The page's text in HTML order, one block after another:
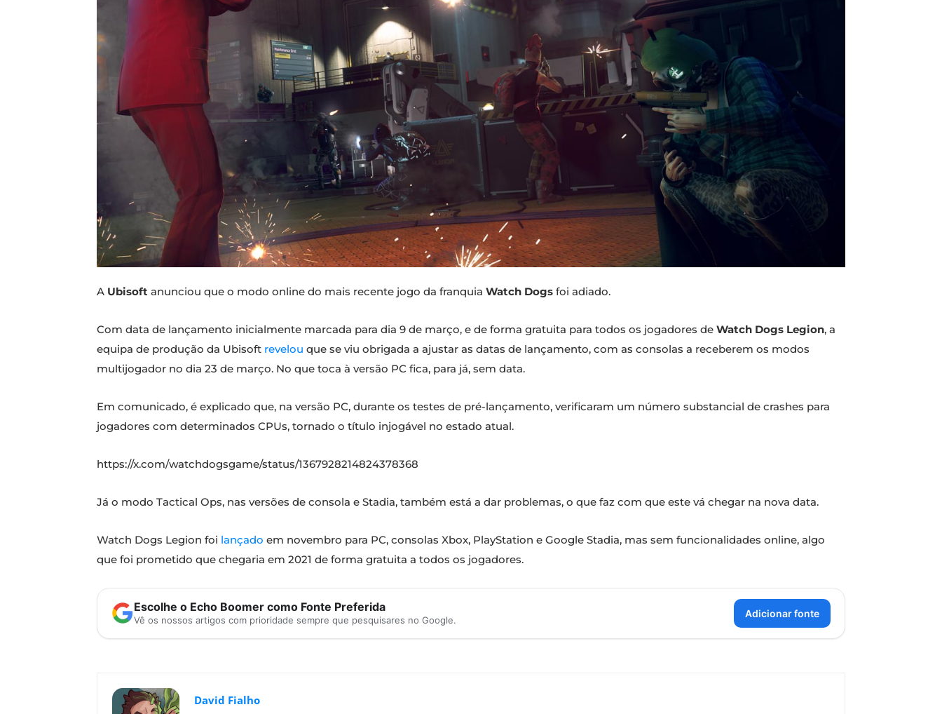
A Ubisoft anunciou que o modo online do mais recente jogo da franquia Watch Dogs foi adiado.
Com data de lançamento inicialmente marcada para dia 9 de março, e de forma gratuita para todos os jogadores de Watch Dogs Legion, a
equipa de produção da Ubisoft revelou que se viu obrigada a ajustar as datas de lançamento, com as consolas a receberem os modos
multijogador no dia 23 de março. No que toca à versão PC fica, para já, sem data.
Em comunicado, é explicado que, na versão PC, durante os testes de pré-lançamento, verificaram um número substancial de crashes para
jogadores com determinados CPUs, tornado o título injogável no estado atual.
https://x.com/watchdogsgame/status/1367928214824378368
Já o modo Tactical Ops, nas versões de consola e Stadia, também está a dar problemas, o que faz com que este vá chegar na nova data.
Watch Dogs Legion foi lançado em novembro para PC, consolas Xbox, PlayStation e Google Stadia, mas sem funcionalidades online, algo
que foi prometido que chegaria em 2021 de forma gratuita a todos os jogadores.
Escolhe o Echo Boomer como Fonte Preferida
Vê os nossos artigos com prioridade sempre que pesquisares no Google.
Adicionar fonte
David Fialho